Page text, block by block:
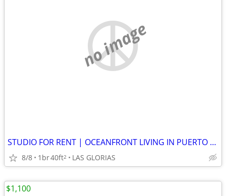
no image
STUDIO FOR RENT | OCEANFRONT LIVING IN PUERTO VALLARTA
8/8 1br40ft2 LAS GLORIAS
$1,100